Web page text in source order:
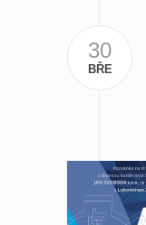
30
BŘE